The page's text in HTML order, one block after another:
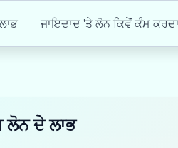
ਲਾਭ ਜਾਇਦਾਦ 'ਤੇ ਲੋਨ ਕਿਵੇਂ ਕੰਮ
ਲੋਨ ਦੇ ਲਾਭ